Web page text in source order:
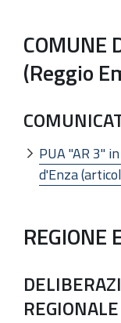
COMUNE
(Reggio
PUA "AR 3"
d'Enza
REGIONE